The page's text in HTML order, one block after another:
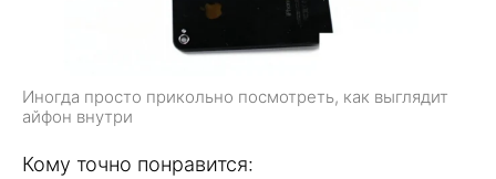
Иногда просто прикольно посмотреть, как выглядит
айфон внутри
Кому точно понравится: